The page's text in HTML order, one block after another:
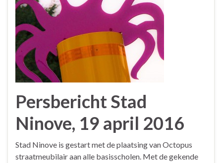
Persbericht Stad
Ninove, 19 april 2016
Stad Ninove is gestart met de plaatsing van Octopus
straatmeubilair aan alle basisscholen. Met de gekende